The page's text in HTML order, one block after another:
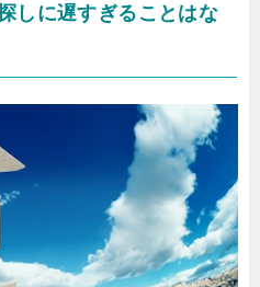
しに遅すぎることはな